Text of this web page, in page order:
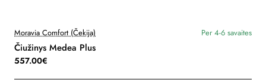
Moravia Comfort (Čekija) Per 4-6 savaites
Čiužinys Medea Plus
557.00€